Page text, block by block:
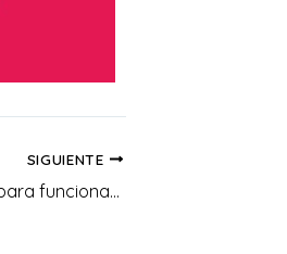
SIGUIENTE
¡Beneficio exclusivo para funcionarios y contratistas de la CAR Cundinamarca!